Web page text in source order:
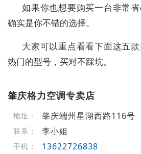
如果你也想要购买一台非常
确实是你不错的选择。
大家可以重点看看下面这五
热门的型号，买对不踩坑。
肇庆格力空调专卖店
地址： 肇庆端州星湖西路116号
联系： 李小姐
手机： 13622726838